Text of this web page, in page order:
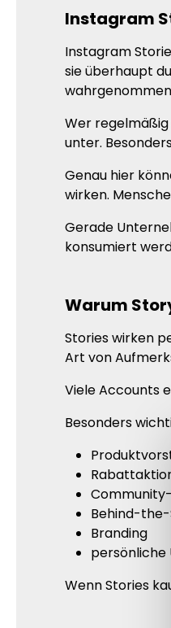
Instagram
Instagram
sie überhaupt
Wer
unter.
Genau hier
wirken.
Gerade
konsumiert
Warum
Stories wirken
Art von
Viele Accounts
Besonders
Community-
Behind-
Branding
persönliche
Wenn Stories